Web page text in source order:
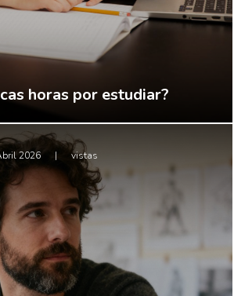
horas por estudiar?
2026 | vistas